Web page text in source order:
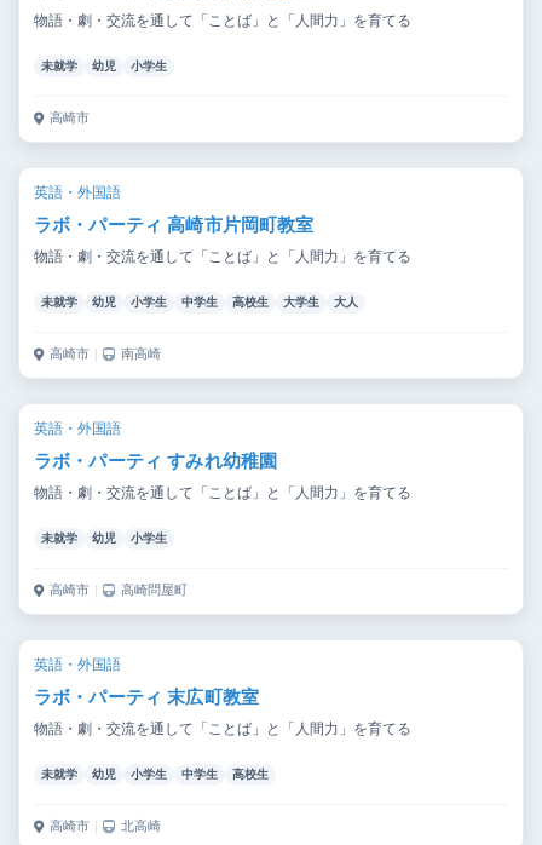
物語・劇・交流を通して「ことば」と「人間力」を育てる
未就学 幼児 小学生
高崎市
英語・外国語
ラボ・パーティ 高崎市片岡町教室
物語・劇・交流を通して「ことば」と「人間力」を育てる
未就学 幼児 小学生 中学生 高校生 大学生 大人
高崎市 ｜ 南高崎
英語・外国語
ラボ・パーティ すみれ幼稚園
物語・劇・交流を通して「ことば」と「人間力」を育てる
未就学 幼児 小学生
高崎市 ｜ 高崎問屋町
英語・外国語
ラボ・パーティ 末広町教室
物語・劇・交流を通して「ことば」と「人間力」を育てる
未就学 幼児 小学生 中学生 高校生
高崎市 ｜ 北高崎